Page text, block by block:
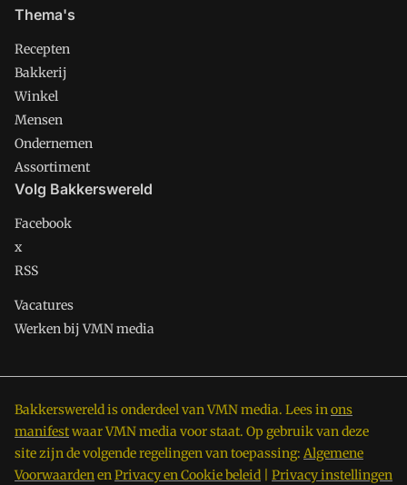
Thema's
Recepten
Bakkerij
Winkel
Mensen
Ondernemen
Assortiment
Volg Bakkerswereld
Facebook
x
RSS
Vacatures
Werken bij VMN media
Bakkerswereld is onderdeel van VMN media. Lees inons
manifestwaar VMN media voor staat. Op gebruik van deze
site zijn de volgende regelingen van toepassing: Algemene
VoorwaardenenPrivacy en Cookie beleid Privacy instellingen